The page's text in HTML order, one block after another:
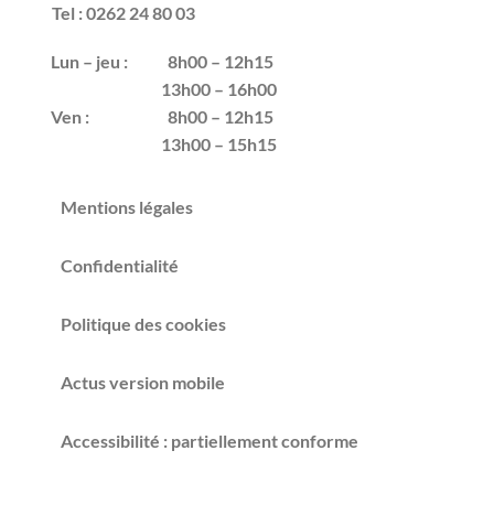
Tel : 0262 24 80 03
Lun – jeu :
8h00 – 12h15
13h00 – 16h00
Ven :
8h00 – 12h15
13h00 – 15h15
Mentions légales
Confidentialité
Politique des cookies
Actus version mobile
Accessibilité : partiellement conforme